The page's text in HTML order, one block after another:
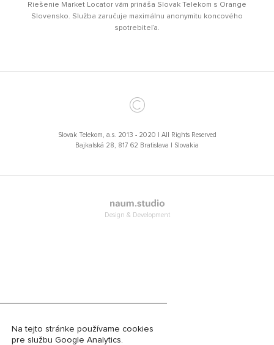
Riešenie Market Locator vám prináša Slovak Telekom s Orange
Slovensko. Služba zaručuje maximálnu anonymitu koncového
spotrebiteľa.
©
Slovak Telekom, a.s. 2013 - 2020 | All Rights Reserved
Bajkalská 28, 817 62 Bratislava I Slovakia
Design & Development
Na tejto stránke používame cookies
pre službu Google Analytics.